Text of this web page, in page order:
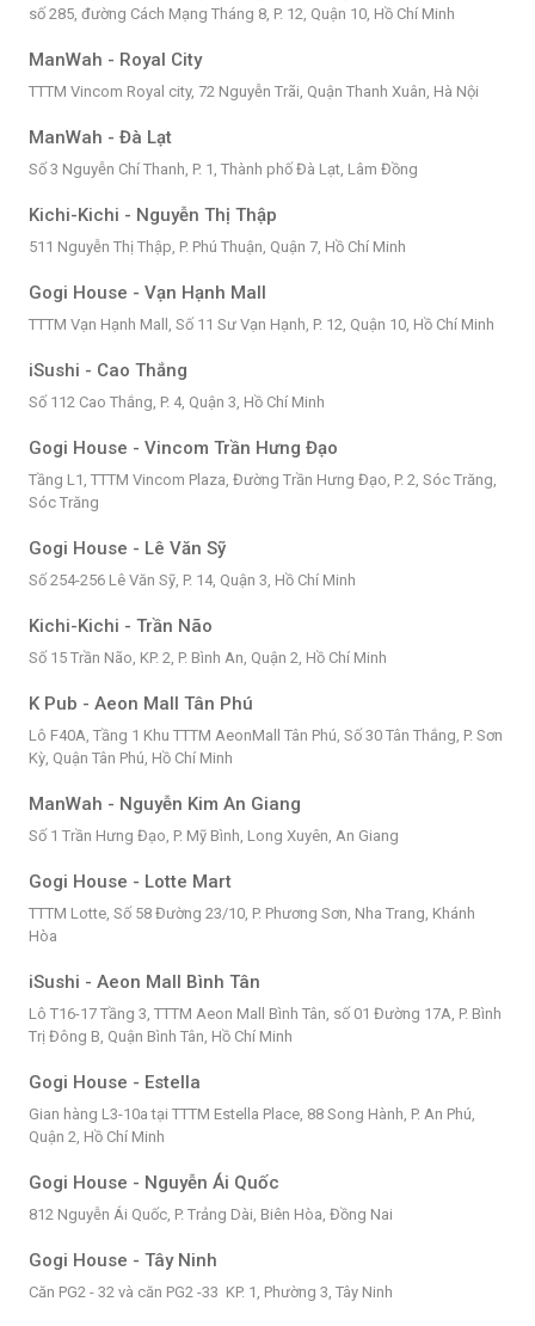
số 285, đường Cách Mạng Tháng 8, P. 12, Quận 10, Hồ Chí Minh
ManWah - Royal City
TTTM Vincom Royal city, 72 Nguyễn Trãi, Quận Thanh Xuân, Hà Nội
ManWah - Đà Lạt
Số 3 Nguyễn Chí Thanh, P. 1, Thành phố Đà Lạt, Lâm Đồng
Kichi-Kichi - Nguyễn Thị Thập
511 Nguyễn Thị Thập, P. Phú Thuận, Quận 7, Hồ Chí Minh
Gogi House - Vạn Hạnh Mall
TTTM Vạn Hạnh Mall, Số 11 Sư Vạn Hạnh, P. 12, Quận 10, Hồ Chí Minh
iSushi - Cao Thắng
Số 112 Cao Thắng, P. 4, Quận 3, Hồ Chí Minh
Gogi House - Vincom Trần Hưng Đạo
Tầng L1, TTTM Vincom Plaza, Đường Trần Hưng Đạo, P. 2, Sóc Trăng,
Sóc Trăng
Gogi House - Lê Văn Sỹ
Số 254-256 Lê Văn Sỹ, P. 14, Quận 3, Hồ Chí Minh
Kichi-Kichi - Trần Não
Số 15 Trần Não, KP. 2, P. Bình An, Quận 2, Hồ Chí Minh
K Pub - Aeon Mall Tân Phú
Lô F40A, Tầng 1 Khu TTTM AeonMall Tân Phú, Số 30 Tân Thắng, P. Sơn
Kỳ, Quận Tân Phú, Hồ Chí Minh
ManWah - Nguyễn Kim An Giang
Số 1 Trần Hưng Đạo, P. Mỹ Bình, Long Xuyên, An Giang
Gogi House - Lotte Mart
TTTM Lotte, Số 58 Đường 23/10, P. Phương Sơn, Nha Trang, Khánh
Hòa
iSushi - Aeon Mall Bình Tân
Lô T16-17 Tầng 3, TTTM Aeon Mall Bình Tân, số 01 Đường 17A, P. Bình
Trị Đông B, Quận Bình Tân, Hồ Chí Minh
Gogi House - Estella
Gian hàng L3-10a tại TTTM Estella Place, 88 Song Hành, P. An Phú,
Quận 2, Hồ Chí Minh
Gogi House - Nguyễn Ái Quốc
812 Nguyễn Ái Quốc, P. Trảng Dài, Biên Hòa, Đồng Nai
Gogi House - Tây Ninh
Căn PG2 - 32 và căn PG2 -33 KP. 1, Phường 3, Tây Ninh